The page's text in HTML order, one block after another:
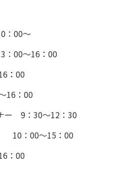
：00～
00～16：00
：00
16：00
ー 9：30～12：30
10：00～15：00
：00